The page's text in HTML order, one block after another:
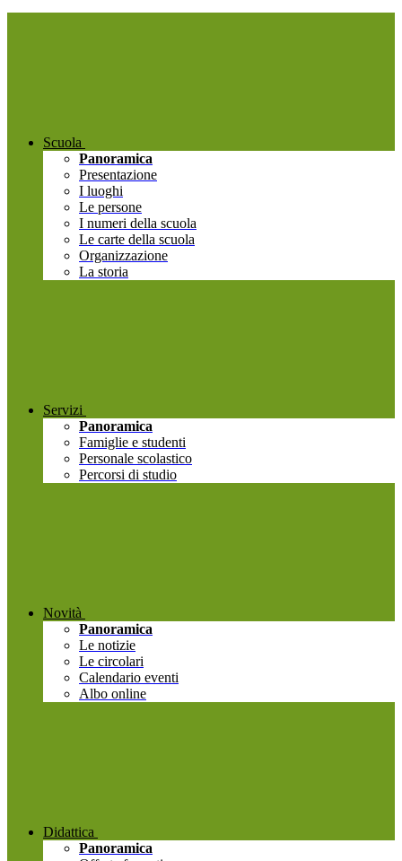
Scuola
Panoramica
Presentazione
I luoghi
Le persone
I numeri della scuola
Le carte della scuola
Organizzazione
La storia
Servizi
Panoramica
Famiglie e studenti
Personale scolastico
Percorsi di studio
Novità
Panoramica
Le notizie
Le circolari
Calendario eventi
Albo online
Didattica
Panoramica